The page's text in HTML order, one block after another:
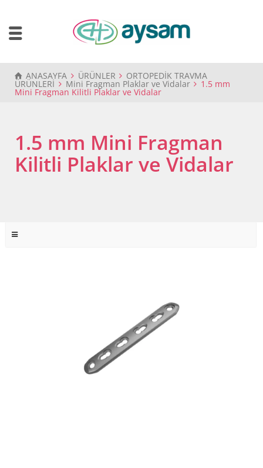
ANASAYFA ÜRÜNLER ORTOPEDİK TRAVMA
ÜRÜNLERİ Mini Fragman Plaklar ve Vidalar 1.5 mm
Mini Fragman Kilitli Plaklar ve Vidalar
1.5 mm Mini Fragman
Kilitli Plaklar ve Vidalar